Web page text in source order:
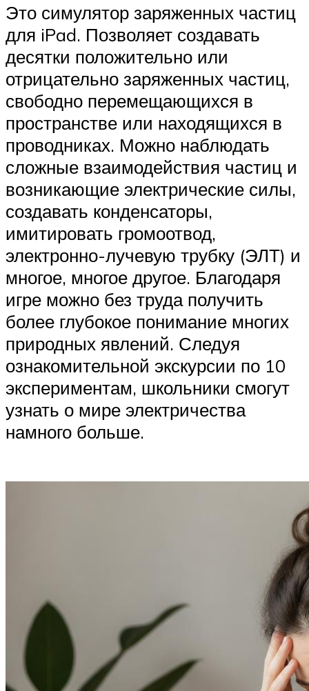
Это симулятор заряженных частиц
для iPad. Позволяет создавать
десятки положительно или
отрицательно заряженных частиц,
свободно перемещающихся в
пространстве или находящихся в
проводниках. Можно наблюдать
сложные взаимодействия частиц и
возникающие электрические силы,
создавать конденсаторы,
имитировать громоотвод,
электронно-лучевую трубку (ЭЛТ) и
многое, многое другое. Благодаря
игре можно без труда получить
более глубокое понимание многих
природных явлений. Следуя
ознакомительной экскурсии по 10
экспериментам, школьники смогут
узнать о мире электричества
намного больше.